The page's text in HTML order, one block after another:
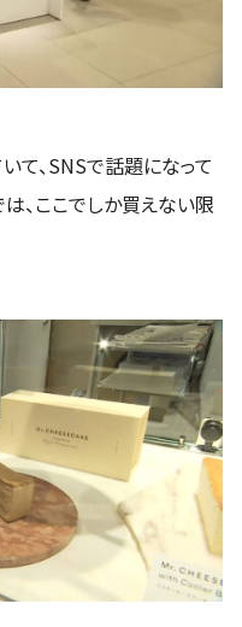
て、SNSで話題になって
、ここでしか買えない限